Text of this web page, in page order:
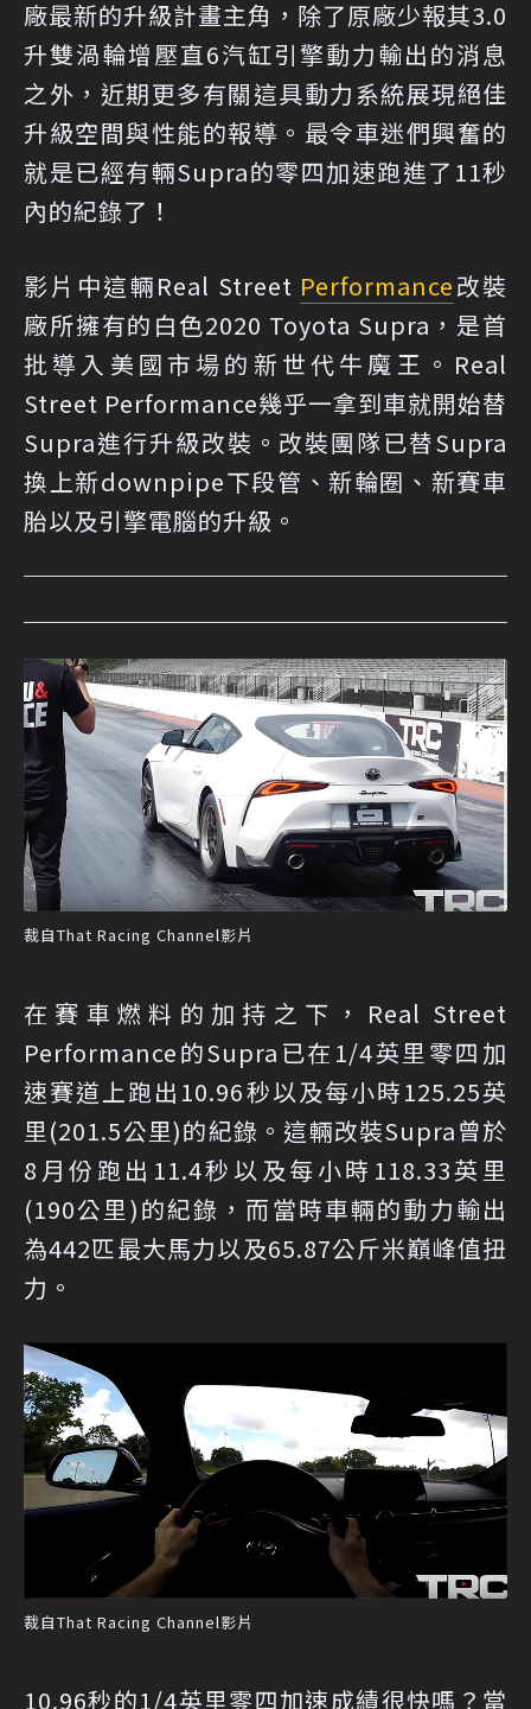
廠最新的升級計畫主角，除了原廠少報其3.0
升雙渦輪增壓直6汽缸引擎動力輸出的消息
之外，近期更多有關這具動力系統展現絕佳
升級空間與性能的報導。最令車迷們興奮的
就是已經有輛Supra的零四加速跑進了11秒
內的紀錄了！
影片中這輛Real Street Performance改裝
廠所擁有的白色2020 Toyota Supra，是首
批導入美國市場的新世代牛魔王。Real
Street Performance幾乎一拿到車就開始替
Supra進行升級改裝。改裝團隊已替Supra
換上新downpipe下段管、新輪圈、新賽車
胎以及引擎電腦的升級。
裁自That Racing Channel影片
在賽車燃料的加持之下，Real Street
Performance的Supra已在1/4英里零四加
速賽道上跑出10.96秒以及每小時125.25英
里(201.5公里)的紀錄。這輛改裝Supra曾於
8月份跑出11.4秒以及每小時118.33英里
(190公里)的紀錄，而當時車輛的動力輸出
為442匹最大馬力以及65.87公斤米巔峰值扭
力。
裁自That Racing Channel影片
10.96秒的1/4英里零四加速成績很快嗎？當